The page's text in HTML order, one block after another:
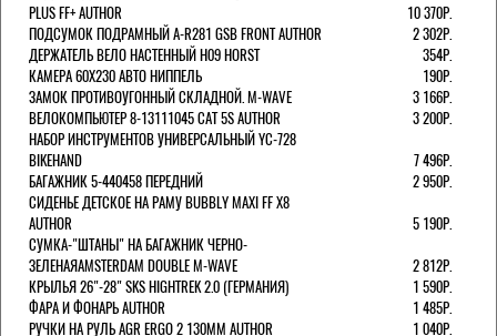
PLUS FF+ AUTHOR
10 370Р.
ПОДСУМОК ПОДРАМНЫЙ A-R281 GSB FRONT AUTHOR
2 302Р.
ДЕРЖАТЕЛЬ ВЕЛО НАСТЕННЫЙ H09 HORST
354Р.
КАМЕРА 60X230 АВТО НИППЕЛЬ
190Р.
ЗАМОК ПРОТИВОУГОННЫЙ СКЛАДНОЙ. M-WAVE
3 166Р.
ВЕЛОКОМПЬЮТЕР 8-13111045 CAT 5S AUTHOR
3 200Р.
НАБОР ИНСТРУМЕНТОВ УНИВЕРСАЛЬНЫЙ YC-728
BIKEHAND
7 496Р.
БАГАЖНИК 5-440458 ПЕРЕДНИЙ
2 950Р.
СИДЕНЬЕ ДЕТСКОЕ НА РАМУ BUBBLY MAXI FF X8
AUTHOR
5 190Р.
СУМКА-"ШТАНЫ" НА БАГАЖНИК ЧЕРНО-
ЗЕЛЕНАЯAMSTERDAM DOUBLE M-WAVE
2 812Р.
КРЫЛЬЯ 26"-28" SKS HIGHTREK 2.0 (ГЕРМАНИЯ)
1 590Р.
ФАРА И ФОНАРЬ AUTHOR
1 485Р.
РУЧКИ НА РУЛЬ AGR ERGO 2 130ММ AUTHOR
1 040Р.